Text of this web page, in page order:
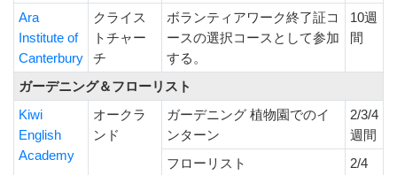
Ara
Institute of
Canterbury
クライス
トチャー
チ
ボランティアワーク終了証コ
ースの選択コースとして参加
する。
10週
間
ガーデニング＆フローリスト
Kiwi
English
Academy
オークラ
ンド
ガーデニング 植物園でのイ
ンターン
2/3/4
週間
フローリスト
2/4